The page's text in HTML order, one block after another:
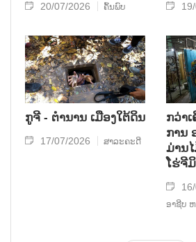
20/07/2026 ຄົ້ນພົບ
ກູຈີ - ຕໍານານ ເມືອງໃຕ້ດິນ
17/07/2026 ສາລະຄະດີ
ກວ່າ
ການ
ມ່ານ
ໂຮ່ຈີ
ອາຊີບ